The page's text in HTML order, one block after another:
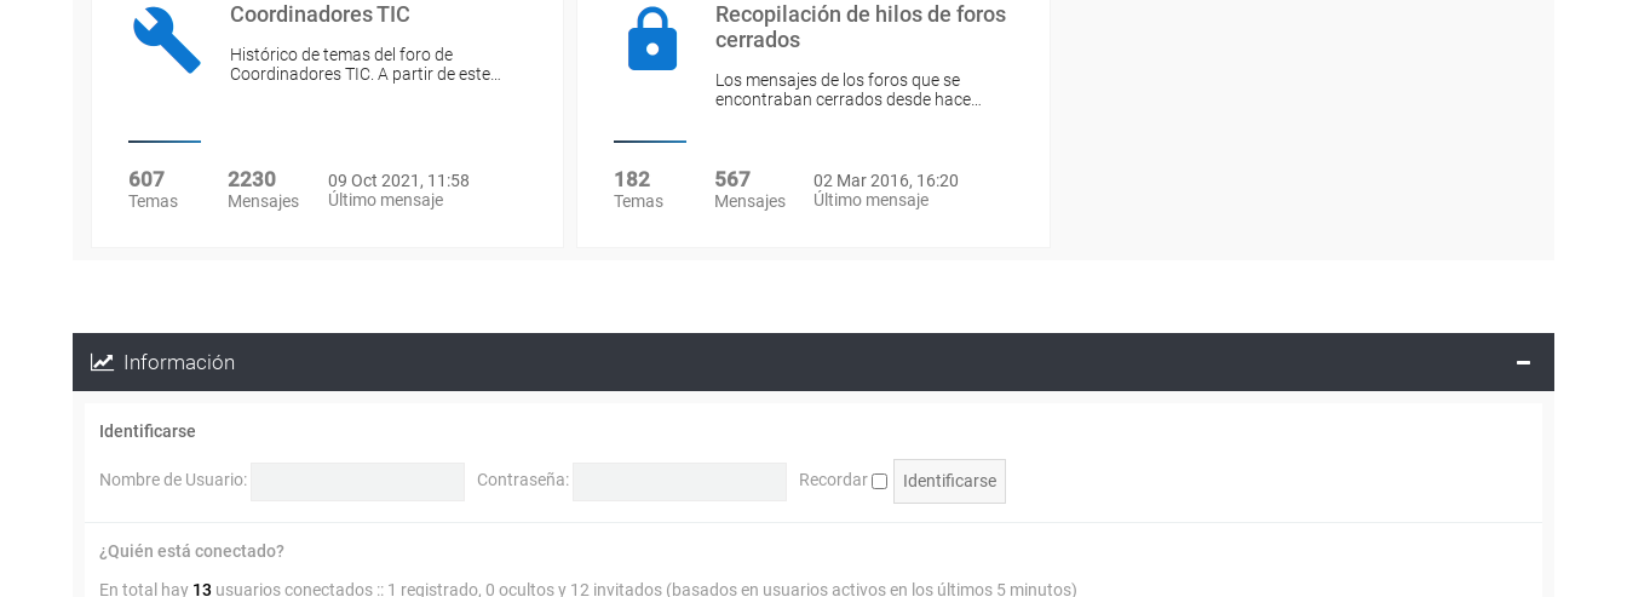
Coordinadores TIC
Histórico de temas del foro de
Coordinadores TIC. A partir de este…
607
Temas
2230
Mensajes
09 Oct 2021, 11:58
Último mensaje
Recopilación de hilos de foros
cerrados
Los mensajes de los foros que se
encontraban cerrados desde hace…
182
Temas
567
Mensajes
02 Mar 2016, 16:20
Último mensaje
Información
Identificarse
Nombre de Usuario: Contraseña: Recordar
¿Quién está conectado?
En total hay 13 usuarios conectados :: 1 registrado, 0 ocultos y 12 invitados (basados en usuarios activos en los últimos 5 minutos)